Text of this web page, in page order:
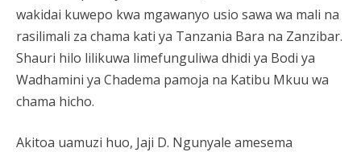
wakidai kuwepo kwa mgawanyo usio sawa wa mali na
rasilimali za chama kati ya Tanzania Bara na Zanzibar.
Shauri hilo lilikuwa limefunguliwa dhidi ya Bodi ya
Wadhamini ya Chadema pamoja na Katibu Mkuu wa
chama hicho.
Akitoa uamuzi huo, Jaji D. Ngunyale amesema